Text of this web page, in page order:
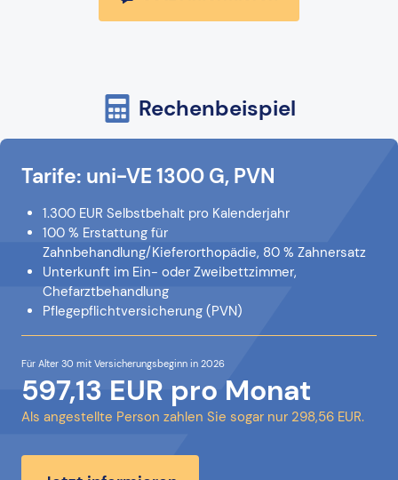
Rechenbeispiel
Tarife: uni-VE 1300 G, PVN
1.300 EUR Selbstbehalt pro Kalenderjahr
100 % Erstattung für
Zahnbehandlung/Kieferorthopädie, 80 % Zahnersatz
Unterkunft im Ein- oder Zweibettzimmer,
Chefarztbehandlung
Pflegepflichtversicherung (PVN)
Für Alter 30 mit Versicherungsbeginn in 2026
597,13 EUR pro Monat
Als angestellte Person zahlen Sie sogar nur 298,56 EUR.